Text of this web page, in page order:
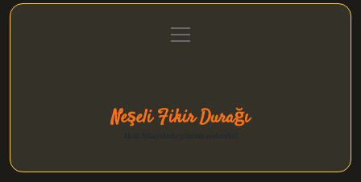
Gizlilik Politikası
menüyü
aç
Neşeli Fikir Durağı